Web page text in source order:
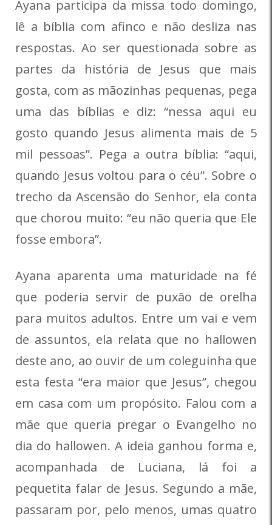
Ayana participa da missa todo domingo,
lê a bíblia com afinco e não desliza nas
respostas. Ao ser questionada sobre as
partes da história de Jesus que mais
gosta, com as mãozinhas pequenas, pega
uma das bíblias e diz: “nessa aqui eu
gosto quando Jesus alimenta mais de 5
mil pessoas”. Pega a outra bíblia: “aqui,
quando Jesus voltou para o céu”. Sobre o
trecho da Ascensão do Senhor, ela conta
que chorou muito: “eu não queria que Ele
fosse embora”.
Ayana aparenta uma maturidade na fé
que poderia servir de puxão de orelha
para muitos adultos. Entre um vai e vem
de assuntos, ela relata que no hallowen
deste ano, ao ouvir de um coleguinha que
esta festa “era maior que Jesus”, chegou
em casa com um propósito. Falou com a
mãe que queria pregar o Evangelho no
dia do hallowen. A ideia ganhou forma e,
acompanhada de Luciana, lá foi a
pequetita falar de Jesus. Segundo a mãe,
passaram por, pelo menos, umas quatro